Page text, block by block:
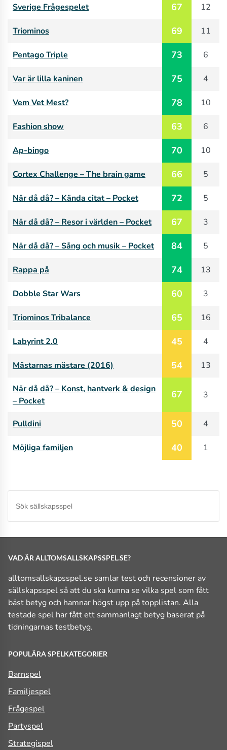
Sverige Frågespelet 67 12
Triominos 69 11
Pentago Triple 73 6
Var är lilla kaninen 75 4
Vem Vet Mest? 78 10
Fashion show 63 6
Ap-bingo 70 10
Cortex Challenge – The brain game 66 5
När då då? – Kända citat – Pocket 72 5
När då då? – Resor i världen – Pocket 67 3
När då då? – Sång och musik – Pocket 84 5
Rappa på 74 13
Dobble Star Wars 60 3
Triominos Tribalance 65 16
Labyrint 2.0 45 4
Mästarnas mästare (2016) 54 13
När då då? – Konst, hantverk & design
– Pocket
67 3
Pulldini 50 4
Möjliga familjen 40 1
VAD ÄR ALLTOMSALLSKAPSSPEL.SE?
alltomsallskapsspel.se samlar test och recensioner av
sällskapsspel så att du ska kunna se vilka spel som fått
bäst betyg och hamnar högst upp på topplistan. Alla
testade spel har fått ett sammanlagt betyg baserat på
tidningarnas testbetyg.
POPULÄRA SPELKATEGORIER
Barnspel
Familjespel
Frågespel
Partyspel
Strategispel